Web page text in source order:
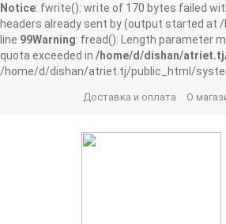
Notice: fwrite(): write of 170 bytes failed
headers already sent by (output started
line 99Warning: fread(): Length parameter
quota exceeded in /home/d/dishan/
/home/d/dishan/atriet.tj/public_html/
Доставка и оплата О